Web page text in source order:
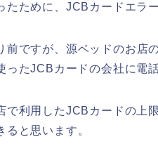
たために、JCBカードエラ
前ですが、源ベッドのお店
ったJCBカードの会社に電
で利用したJCBカードの上
と思います。